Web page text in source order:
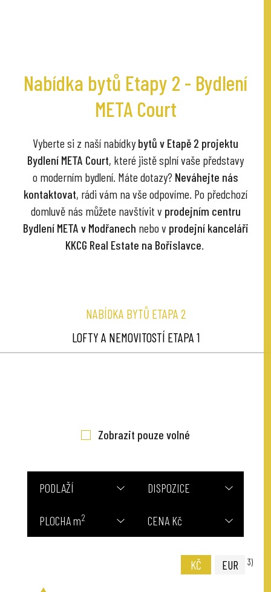
Nabídka bytů Etapy 2 - Bydlení
META Court
Vyberte si z naší nabídky bytů v Etapě 2 projektu
Bydlení META Court, které jistě splní vaše představy
o moderním bydlení. Máte dotazy? Neváhejte nás
kontaktovat, rádi vám na vše odpovíme. Po předchozí
domluvě nás můžete navštívit v prodejním centru
Bydlení META v Modřanech nebo v prodejní kanceláři
KKCG Real Estate na Bořislavce.
NABÍDKA BYTŮ ETAPA 2
LOFTY A NEMOVITOSTÍ ETAPA 1
Zobrazit pouze volné
PODLAŽÍ DISPOZICE
PLOCHA m2 CENA Kč
KČ EUR 3)